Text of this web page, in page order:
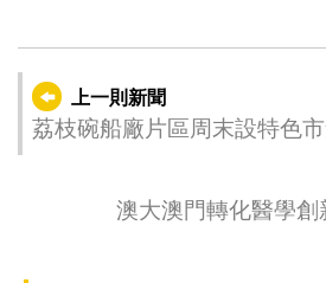
上一則新聞
荔枝碗船廠片區周末設特色市集 第一期攤
澳大澳門轉化醫學